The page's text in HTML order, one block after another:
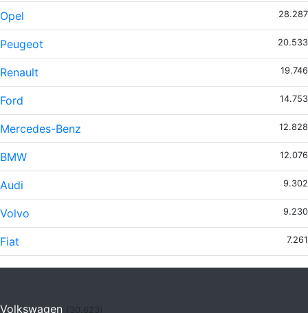
Opel 28.287
Peugeot 20.533
Renault 19.746
Ford 14.753
Mercedes-Benz 12.828
BMW 12.076
Audi 9.302
Volvo 9.230
Fiat 7.261
Volkswagen (30.623)